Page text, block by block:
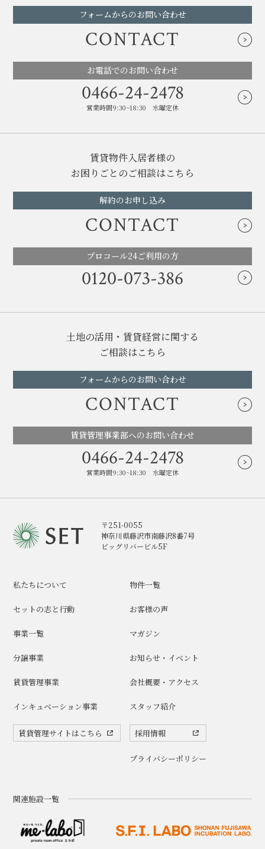
フォームからのお問い合わせ
CONTACT
お電話でのお問い合わせ
0466-24-2478
営業時間9:30~18:30 水曜定休
賃貸物件入居者様の
お困りごとのご相談はこちら
解約のお申し込み
CONTACT
プロコール24ご利用の方
0120-073-386
土地の活用・賃貸経営に関する
ご相談はこちら
フォームからのお問い合わせ
CONTACT
賃貸管理事業部へのお問い合わせ
0466-24-2478
営業時間9:30~18:30 水曜定休
〒251-0055
神奈川県藤沢市南藤沢8番7号
ビッグリバービル5F
私たちについて
セットの志と行動
事業一覧
分譲事業
賃貸管理事業
インキュベーション事業
賃貸管理サイトはこちら
物件一覧
お客様の声
マガジン
お知らせ・イベント
会社概要・アクセス
スタッフ紹介
採用情報
プライバシーポリシー
関連施設一覧